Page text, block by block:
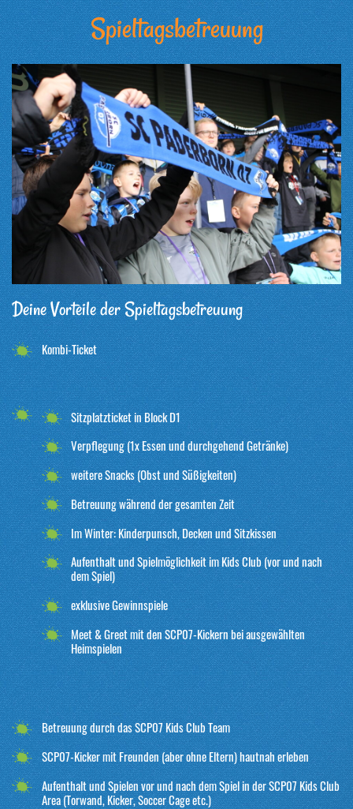
Spieltagsbetreuung
Deine Vorteile der Spieltagsbetreuung
Kombi-Ticket
Sitzplatzticket in Block D1
Verpflegung (1x Essen und durchgehend Getränke)
weitere Snacks (Obst und Süßigkeiten)
Betreuung während der gesamten Zeit
Im Winter: Kinderpunsch, Decken und Sitzkissen
Aufenthalt und Spielmöglichkeit im Kids Club (vor und nach
dem Spiel)
exklusive Gewinnspiele
Meet & Greet mit den SCP07-Kickern bei ausgewählten
Heimspielen
Betreuung durch das SCP07 Kids Club Team
SCP07-Kicker mit Freunden (aber ohne Eltern) hautnah erleben
Aufenthalt und Spielen vor und nach dem Spiel in der SCP07 Kids Club
Area (Torwand, Kicker, Soccer Cage etc.)